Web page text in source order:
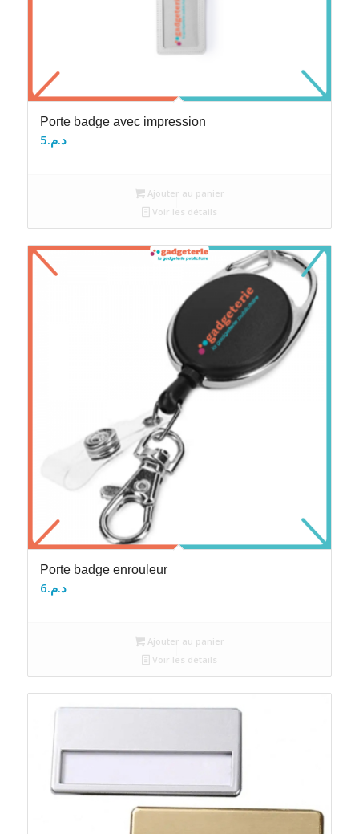
Porte badge avec impression
د.م.5
Ajouter au panier
Voir les détails
Porte badge enrouleur
د.م.6
Ajouter au panier
Voir les détails